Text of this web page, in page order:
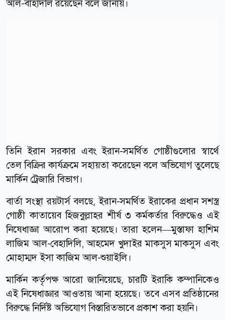
আল-বাহাদলি রয়েছেন বলে জানায়।
তিনি ইরান সরকার এবং ইরান-সমর্থিত গোষ্ঠীগুলোর স্বার্থে
তেল বিক্রির কার্যক্রমে সহায়তা করেছেন বলে অভিযোগ তুলেছে
মার্কিন ট্রেজারি বিভাগ।
বার্তা সংস্থা রয়টার্স বলছে, ইরান-সমর্থিত ইরাকের প্রধান সশস্ত্র
গোষ্ঠী কাতায়েব হিজবুল্লাহর শীর্ষ ৩ কর্মকর্তার বিরুদ্ধেও এই
নিষেধাজ্ঞা আরোপ করা হয়েছে। তারা হলেন—মুস্তাফা হাশিম
লাজিম আল-বেহাদিলি, আহমেদ খুদাইর মাকসুস মাকসুস এবং
মোহাম্মদ ইসা কাজিম আল-শুয়াইলি।
মার্কিন কর্তৃপক্ষ আরো জানিয়েছে, চারটি ইরাকি কম্পানিকেও
এই নিষেধাজ্ঞার আওতায় আনা হয়েছে। তবে এসব প্রতিষ্ঠানের
বিরুদ্ধে নির্দিষ্ট অভিযোগ বিস্তারিতভাবে প্রকাশ করা হয়নি।